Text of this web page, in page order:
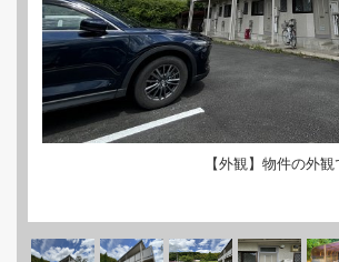
【外観】物件の外観